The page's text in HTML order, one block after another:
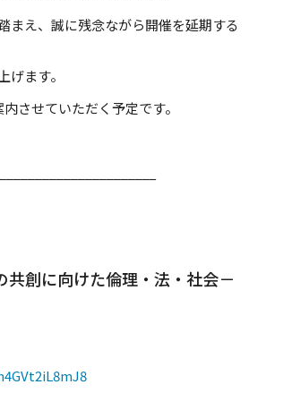
まえ、誠に残念ながら開催を延期する
ます。
させていただく予定です。
創に向けた倫理・法・社会－